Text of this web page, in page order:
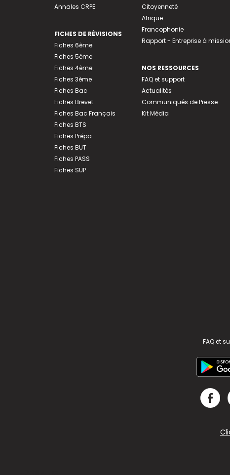
Annales CRPE
FICHES DE RÉVISIONS
Fiches 6ème
Fiches 5ème
Fiches 4ème
Fiches 3ème
Fiches Bac
Fiches Brevet
Fiches Bac Français
Fiches BTS
Fiches Prépa
Fiches BUT
Fiches PASS
Fiches SUP
Citoyenneté
Afrique
Francophonie
Rapport - Entreprise à
NOS RESSOURCES
FAQ et support
Actualités
Communiqués de Presse
Kit Média
FAQ et